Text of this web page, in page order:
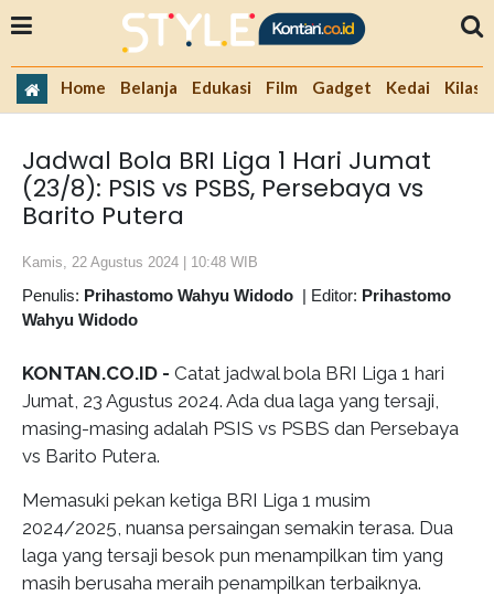
Home Belanja Edukasi Film Gadget Kedai Kilas
Jadwal Bola BRI Liga 1 Hari Jumat
(23/8): PSIS vs PSBS, Persebaya vs
Barito Putera
Kamis, 22 Agustus 2024 | 10:48 WIB
Penulis: Prihastomo Wahyu Widodo | Editor: Prihastomo
Wahyu Widodo
KONTAN.CO.ID - Catat jadwal bola BRI Liga 1 hari
Jumat, 23 Agustus 2024. Ada dua laga yang tersaji,
masing-masing adalah PSIS vs PSBS dan Persebaya
vs Barito Putera.
Memasuki pekan ketiga BRI Liga 1 musim
2024/2025, nuansa persaingan semakin terasa. Dua
laga yang tersaji besok pun menampilkan tim yang
masih berusaha meraih penampilkan terbaiknya.